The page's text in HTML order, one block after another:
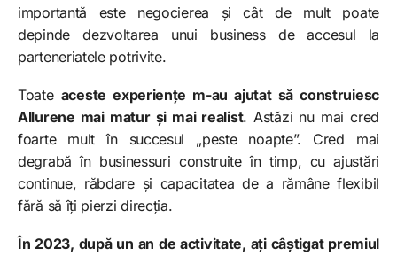
importantă este negocierea și cât de mult poate
depinde dezvoltarea unui business de accesul la
parteneriatele potrivite.
Toate aceste experiențe m-au ajutat să construiesc
Allurene mai matur și mai realist. Astăzi nu mai cred
foarte mult în succesul „peste noapte”. Cred mai
degrabă în businessuri construite în timp, cu ajustări
continue, răbdare și capacitatea de a rămâne flexibil
fără să îți pierzi direcția.
În 2023, după un an de activitate, ați câștigat premiul